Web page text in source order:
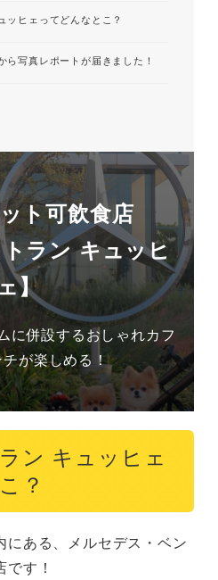
ッヒェってどんなとこ？
ら写真レポートが届きました！
ト可飲食店
ラン キュッヒ
】
に併設するおしゃれカフ
が楽しめる！
ン キュッヒェ
？
にある、メルセデス・ベン
す！